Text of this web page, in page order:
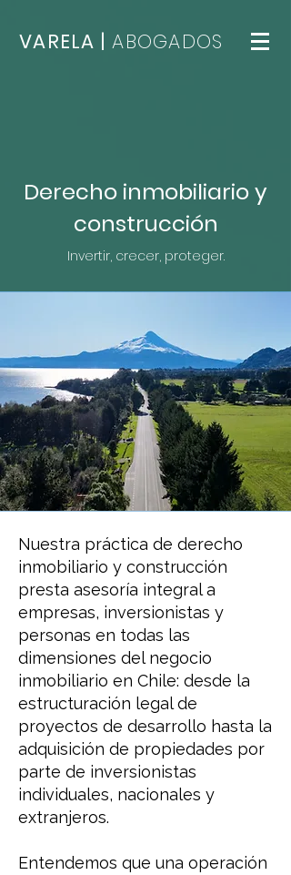
VARELA | ABOGADOS
Derecho inmobiliario y
construcción
Invertir, crecer, proteger.
​Nuestra práctica de derecho
inmobiliario y construcción
presta asesoría integral a
empresas, inversionistas y
personas en todas las
dimensiones del negocio
inmobiliario en Chile: desde la
estructuración legal de
proyectos de desarrollo hasta la
adquisición de propiedades por
parte de inversionistas
individuales, nacionales y
extranjeros.
Entendemos que una operación